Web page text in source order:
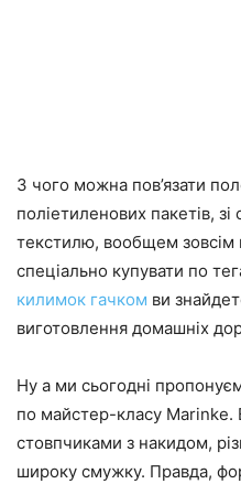
З чого можна пов’язати
поліетиленових пакетів,
текстилю, вообщем зовсім
спеціально купувати по
килимок гачком ви
виготовлення домашніх
Ну а ми сьогодні
по майстер-класу Marinke.
стовпчиками з накидом,
широку смужку. Правда,